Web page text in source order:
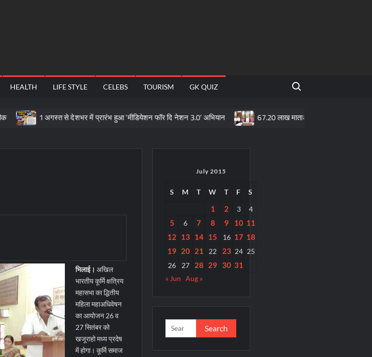
HEALTH LIFE STYLE CELEBS TOURISM GK QUIZ
Search for:
1 अगस्त से देशभर में प्रारंभ हुआ ’मीडियेशन फॉर दि नेशन 3.0’ अभियान 67.20 लाख माताओं के खातों में पहुँची महतारी वंदन योजना
भिलाई। अखिल
भारतीय कूर्मि क्षत्रिय
महासभा का द्धितीय
महिला महाअधिवेषन
का आयोजन 26 व
27 सितंबर को
खजूराहो मध्य प्रदेष
में होगा। कूर्मि समाज
July 2015
S M T W T F S
1 2 3 4
5 6 7 8 9 10 11
12
13 14 15 16 17 18
19 20 21 22 23 24 25
26
27 28 29 30 31
« Jun Aug »
Search
for: